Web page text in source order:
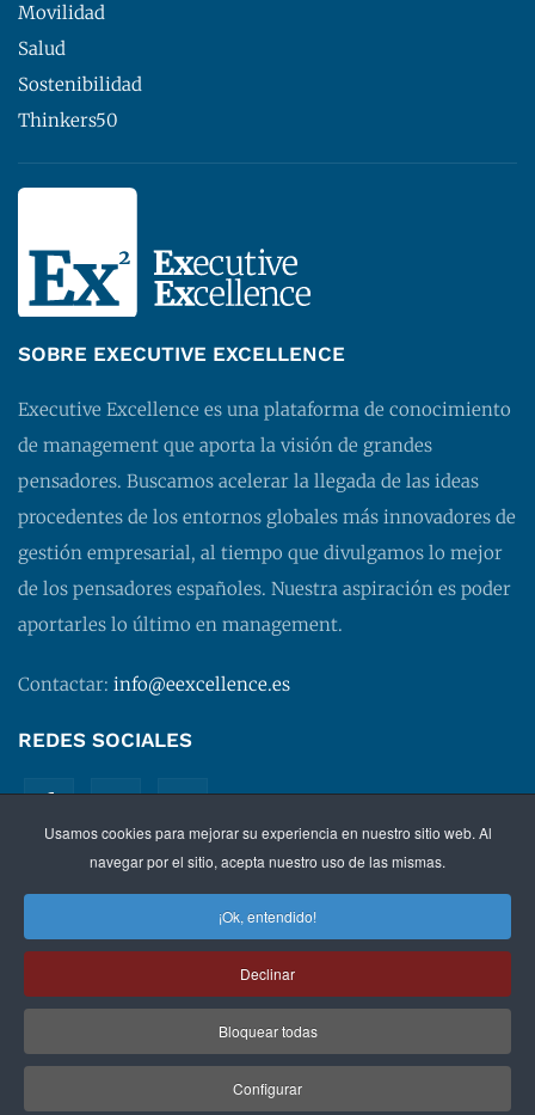
Usamos cookies para mejorar su experiencia en nuestro sitio web. Al
navegar por el sitio, acepta nuestro uso de las mismas.
¡Ok, entendido!
Declinar
Bloquear todas
Configurar
Movilidad
Salud
Sostenibilidad
Thinkers50
SOBRE EXECUTIVE EXCELLENCE
Executive Excellence es una plataforma de conocimiento
de management que aporta la visión de grandes
pensadores. Buscamos acelerar la llegada de las ideas
procedentes de los entornos globales más innovadores de
gestión empresarial, al tiempo que divulgamos lo mejor
de los pensadores españoles. Nuestra aspiración es poder
aportarles lo último en management.
Contactar: info@eexcellence.es
REDES SOCIALES
©2026 EXECUTIVE EXCELLENCE.Managementpara
Política de privacidad|Aviso legal
contratación